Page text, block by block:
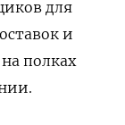
для
и
полках